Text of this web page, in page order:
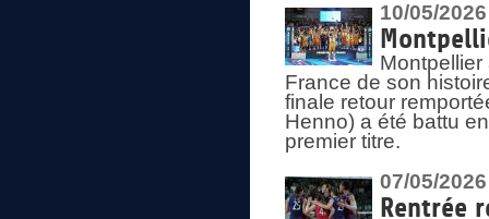
10/05/2026
France de son
finale retour
Henno) a été battu
premier titre.
07/05/2026
Rentrée